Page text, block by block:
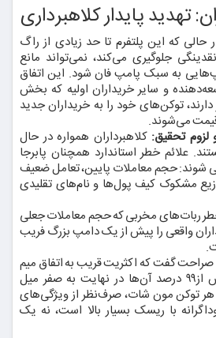
تهدید پایدار کلاهبرداری
حالی که این پلتفرم تا حد زیادی از راگ
جلوگیری می‌کند، نمی‌تواند مانع
به سبک پامپ فان شود. این اتفاق
و سایر خریداران اولیه که بخش
دارند، توکن‌های خود را به خریداران جدید
می‌شوند.
لزوم تحقیق: کلاهبرداران همواره در حال
علائم خطر استاندارد همچنان پابرجا
شوند: حجم معاملات پایین، تعامل ضعیف
مشکوک کیف پول‌ها و نام‌های تقلیدی
ربات‌های مخربی که حجم معاملات جعلی
واقعی را پیش از یک دامپ بزرگ فریب
صراحت گفت که اکثریت قریب به اتفاق میم
کوین‌ها، یعنی چیزی بیش از۹۹ درصد آن‌ها در نهایت به صفر میل
هر توکن مون شات، صرف‌نظر از ویژگی‌های
با ریسک بسیار بالا است، نه یک